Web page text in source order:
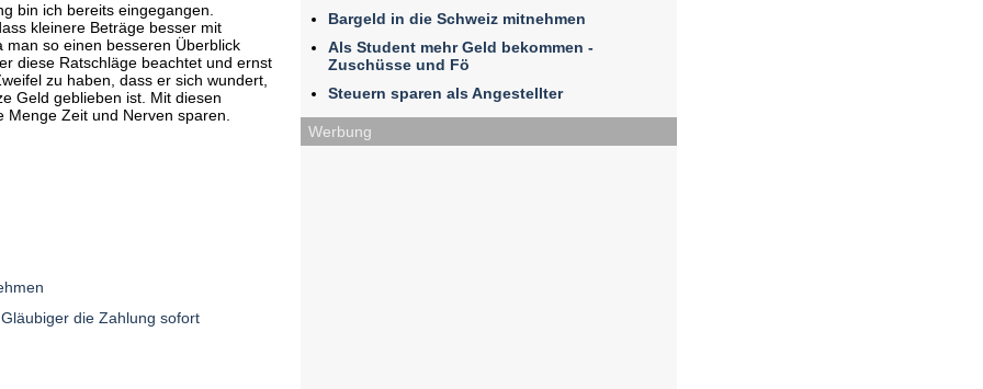
bin ich bereits eingegangen.
kleinere Beträge besser mit
so einen besseren Überblick
diese Ratschläge beachtet und ernst
zu haben, dass er sich wundert,
Geld geblieben ist. Mit diesen
Zeit und Nerven sparen.
die Zahlung sofort
Bargeld in die Schweiz mitnehmen
Als Student mehr Geld bekommen -
Zuschüsse und Fö
Steuern sparen als Angestellter
Werbung